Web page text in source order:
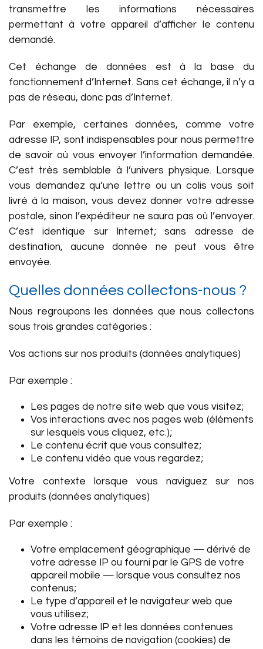
transmettre les informations nécessaires
permettant à votre appareil d’afficher le contenu
demandé.
Cet échange de données est à la base du
fonctionnement d’Internet. Sans cet échange, il n’y a
pas de réseau, donc pas d’Internet.
Par exemple, certaines données, comme votre
adresse IP, sont indispensables pour nous permettre
de savoir où vous envoyer l’information demandée.
C’est très semblable à l’univers physique. Lorsque
vous demandez qu’une lettre ou un colis vous soit
livré à la maison, vous devez donner votre adresse
postale, sinon l’expéditeur ne saura pas où l’envoyer.
C’est identique sur Internet; sans adresse de
destination, aucune donnée ne peut vous être
envoyée.
Quelles données collectons-nous ?
Nous regroupons les données que nous collectons
sous trois grandes catégories :
Vos actions sur nos produits (données analytiques)
Par exemple :
Les pages de notre site web que vous visitez;
Vos interactions avec nos pages web (éléments
sur lesquels vous cliquez, etc.);
Le contenu écrit que vous consultez;
Le contenu vidéo que vous regardez;
Votre contexte lorsque vous naviguez sur nos
produits (données analytiques)
Par exemple :
Votre emplacement géographique — dérivé de
votre adresse IP ou fourni par le GPS de votre
appareil mobile — lorsque vous consultez nos
contenus;
Le type d’appareil et le navigateur web que
vous utilisez;
Votre adresse IP et les données contenues
dans les témoins de navigation (cookies) de